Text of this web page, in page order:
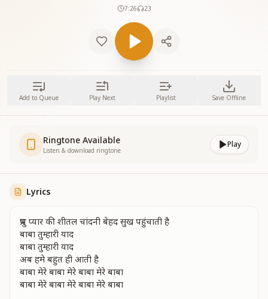
7:26 23
Add to Queue Play Next Playlist Save Offline
Ringtone Available
Listen & download ringtone
Play
Lyrics
प्रभु प्यार की शीतल चांदनी बेहद सुख पहुंचाती है
बाबा तुम्हारी याद
बाबा तुम्हारी याद
अब हमे बहुत ही आती है
बाबा मेरे बाबा मेरे बाबा मेरे बाबा
बाबा मेरे बाबा मेरे बाबा मेरे बाबा